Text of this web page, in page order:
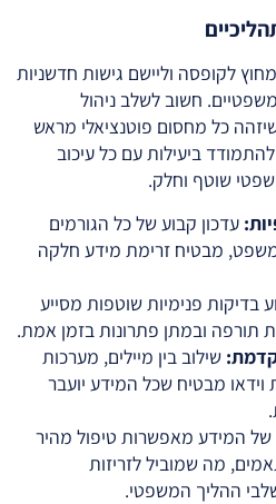
לקופסה וליישם גישות חדשניות
חשוב לשלב ניהול
כל מחסום פוטנציאלי מראש
ביעילות עם כל עיכוב
שוטף וחלק.
עדכון קבוע של כל הגורמים
מבטיח זרימת מידע חלקה
בדיקות פנימיות שוטפות מסייע
תורפה ובמתן פתרונות בזמן אמת.
שילוב בין מיילים, מערכות
וידאו מבטיח שכל המידע יועבר
של המידע מאפשרות טיפול מהיר
מה שמוביל לזריזות
ההליך המשפטי.